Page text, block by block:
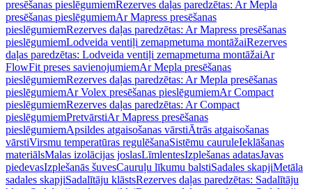
presēšanas pieslēgumiemRezerves daļas paredzētas: Ar Mepla
presēšanas pieslēgumiemAr Mapress presēšanas
pieslēgumiemRezerves daļas paredzētas: Ar Mapress presēšanas
pieslēgumiemLodveida ventiļi zemapmetuma montāžaiRezerves
daļas paredzētas: Lodveida ventiļi zemapmetuma montāžaiAr
FlowFit preses savienojumiemAr Mepla presēšanas
pieslēgumiemRezerves daļas paredzētas: Ar Mepla presēšanas
pieslēgumiemAr Volex presēšanas pieslēgumiemAr Compact
pieslēgumiemRezerves daļas paredzētas: Ar Compact
pieslēgumiemPretvārstiAr Mapress presēšanas
pieslēgumiemApsildes atgaisošanas vārstiĀtrās atgaisošanas
vārstiVirsmu temperatūras regulēšanaSistēmu cauruleIeklāšanas
materiālsMalas izolācijas joslasLīmlentesIzplešanas adatasJavas
piedevasIzplešanās šuvesCauruļu līkumu balstiSadales skapjiMetāla
sadales skapjiSadalītāju klāstsRezerves daļas paredzētas: Sadalītāju